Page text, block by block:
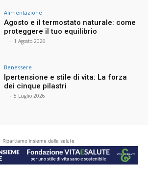
Alimentazione
Agosto e il termostato naturale: come
proteggere il tuo equilibrio
- 1 Agosto 2026
Benessere
Ipertensione e stile di vita: La forza
dei cinque pilastri
- 5 Luglio 2026
Ripartiamo insieme dalla salute